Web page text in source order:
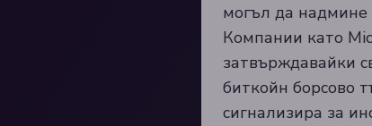
могъл да надмине
Компании като
затвърждавайки
биткойн борсово
сигнализира за